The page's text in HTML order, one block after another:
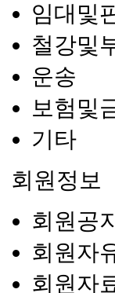
임대및
철강및
운송
보험및
기타
회원정보
회원공
회원자
회원자